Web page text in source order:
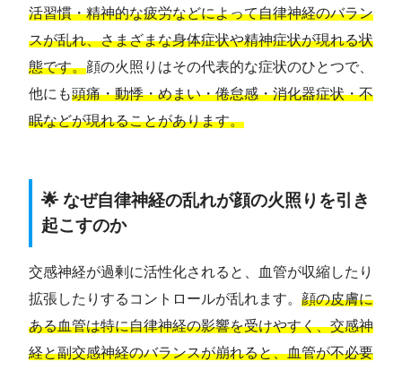
活習慣・精神的な疲労などによって自律神経のバラン
スが乱れ、さまざまな身体症状や精神症状が現れる状
態です。顔の火照りはその代表的な症状のひとつで、
他にも頭痛・動悸・めまい・倦怠感・消化器症状・不
眠などが現れることがあります。
🌟 なぜ自律神経の乱れが顔の火照りを引き
起こすのか
交感神経が過剰に活性化されると、血管が収縮したり
拡張したりするコントロールが乱れます。 顔の皮膚に
ある血管は特に自律神経の影響を受けやすく、交感神
経と副交感神経のバランスが崩れると、血管が不必要